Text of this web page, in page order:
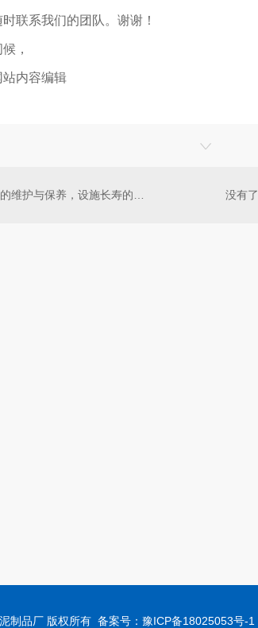
联系我们的团队。谢谢！
，
站内容编辑
电缆井的维护与保养，设施长寿的关键 没有了
制品厂 版权所有 备案号： 豫ICP备18025053号-1